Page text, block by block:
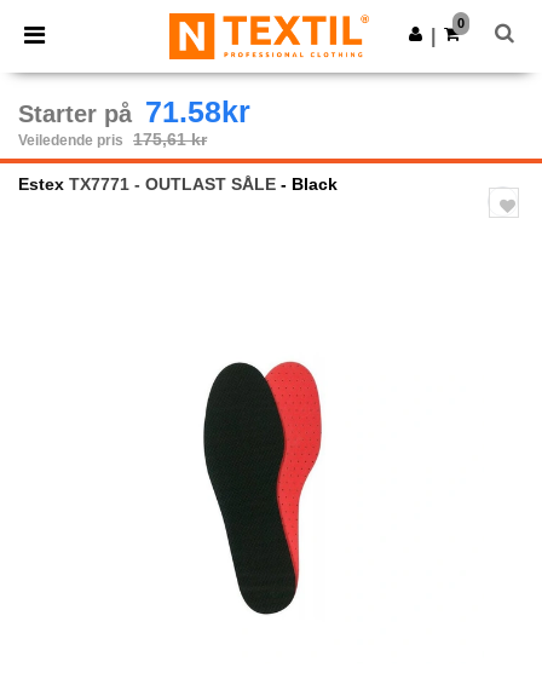
× Ntextil-app
Bedre priser i appen!
Last ned app
0
Starter på 71.58kr
Veiledende pris 175,61 kr
Estex TX7771 - OUTLAST SÅLE - Black